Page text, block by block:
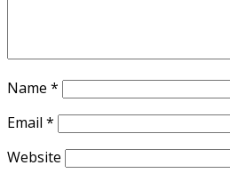
Name *
Email *
Website